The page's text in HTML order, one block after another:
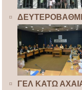
ΓΕΛ ΚΑΤΩ